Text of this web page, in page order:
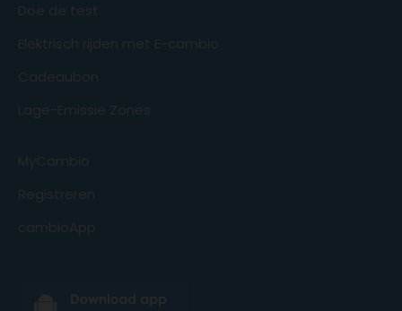
Doe de test
Elektrisch rijden met E-cambio
Cadeaubon
Lage-Emissie Zones
MyCambio
Registreren
cambioApp